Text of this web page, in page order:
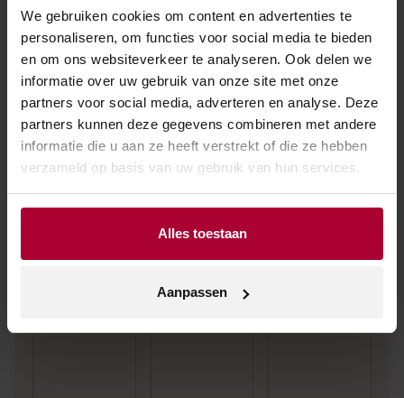
We gebruiken cookies om content en advertenties te
personaliseren, om functies voor social media te bieden
en om ons websiteverkeer te analyseren. Ook delen we
informatie over uw gebruik van onze site met onze
partners voor social media, adverteren en analyse. Deze
partners kunnen deze gegevens combineren met andere
informatie die u aan ze heeft verstrekt of die ze hebben
verzameld op basis van uw gebruik van hun services.
Alles toestaan
Aanpassen
verkooppunt.